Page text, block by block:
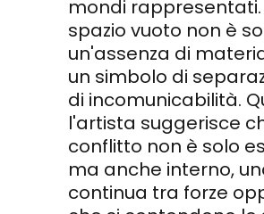
mondi rappresentati.
spazio vuoto non è
un'assenza di
un simbolo di
di incomunicabilità.
l'artista suggerisce
conflitto non è solo
ma anche interno,
continua tra forze